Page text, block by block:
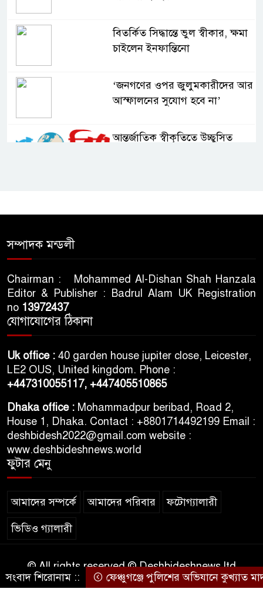
বিতর্কিত সিদ্ধান্তে ভুল স্বীকার, ক্ষমা
চাইলেন ইনফান্তিনো
‘জনগণের ওপর জুলুমকারীদের আর
আস্ফালনের সুযোগ হবে না’
আন্তর্জাতিক স্বীকৃতিতে উচ্ছ্বসিত
ভারতের স্বাধীনতা দিবসকে ‘ইন্ডিয়া
দুর্বল হয়েছে: ওয়াংচুক
৫ দিনের নতুন কর্মসূচি ঘোষণা
জামায়াত জোটের
সম্পাদক মন্ডলী
Chairman : Mohammed Al-Dishan Shah Hanzala
Editor & Publisher : Badrul Alam UK Registration
no 13972437
যোগাযোগের ঠিকানা
Uk office : 40 garden house jupiter close, Leicester,
LE2 OUS, United kingdom. Phone :
+447310055117, +447405510865
Dhaka office : Mohammadpur beribad, Road 2,
House 1, Dhaka. Contact : +8801714492199 Email :
deshbidesh2022@gmail.com website :
www.deshbideshnews.world
ফুটার মেনু
আমাদের সম্পর্কে আমাদের পরিবার ফটোগ্যালারী
ভিডিও গ্যালারী
© All rights reserved © Deshbideshnews ltd
Theme Developed BYThemesBazar.Com
সংবাদ শিরোনাম :: ফেঞ্চুগঞ্জে পুলিশের অভিযানে কুখ্যাত মাদক